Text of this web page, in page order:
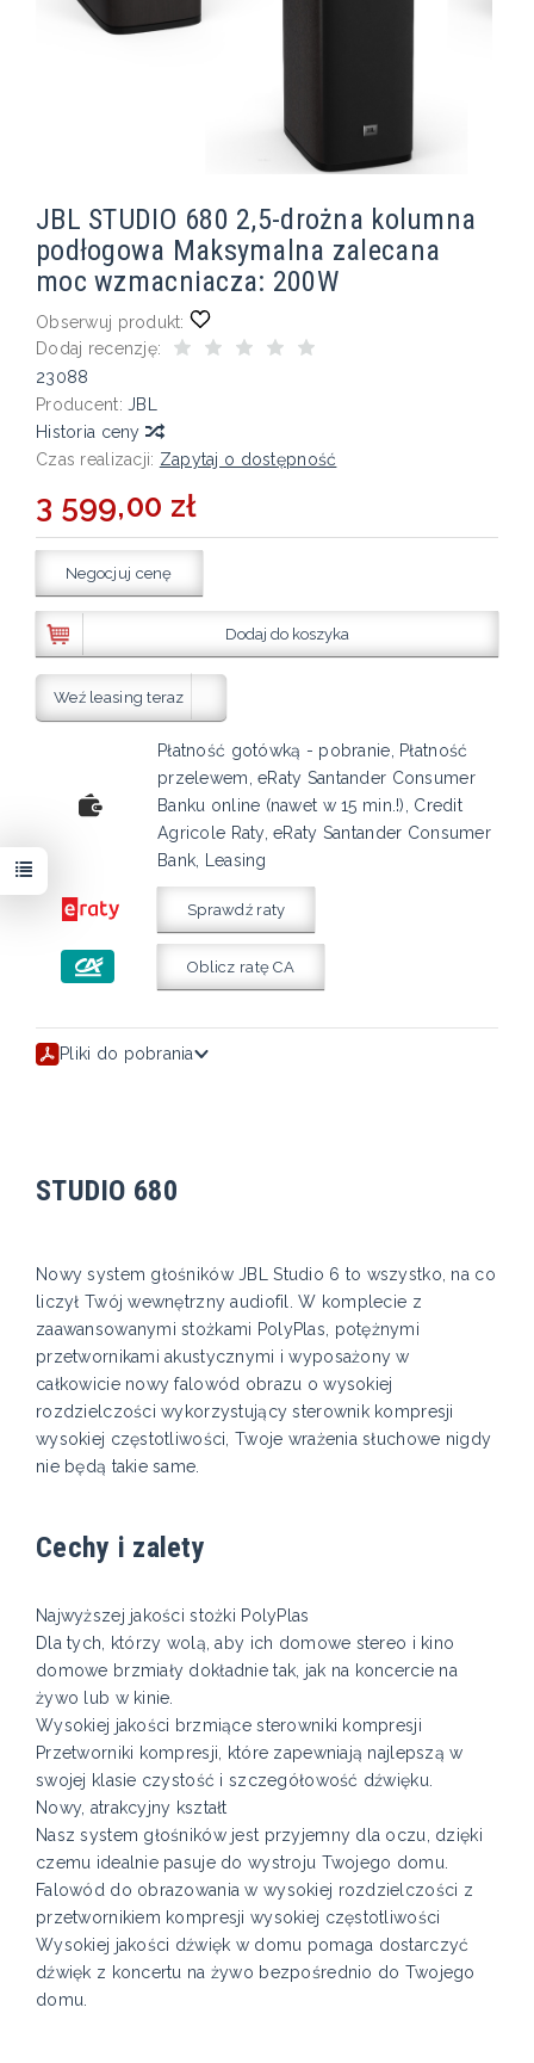
JBL STUDIO 680 2,5-drożna kolumna
podłogowa Maksymalna zalecana
moc wzmacniacza: 200W
Obserwuj produkt:
Dodaj recenzję:
23088
Producent: JBL
Historia ceny
Czas realizacji: Zapytaj o dostępność
3 599,00 zł
Negocjuj cenę
Dodaj do koszyka
Weź leasing teraz
Płatność gotówką - pobranie, Płatność
przelewem, eRaty Santander Consumer
Banku online (nawet w 15 min.!), Credit
Agricole Raty, eRaty Santander Consumer
Bank, Leasing
Sprawdź raty
Oblicz ratę CA
Pliki do pobrania
STUDIO 680
Nowy system głośników JBL Studio 6 to wszystko, na co
liczył Twój wewnętrzny audiofil. W komplecie z
zaawansowanymi stożkami PolyPlas, potężnymi
przetwornikami akustycznymi i wyposażony w
całkowicie nowy falowód obrazu o wysokiej
rozdzielczości wykorzystujący sterownik kompresji
wysokiej częstotliwości, Twoje wrażenia słuchowe nigdy
nie będą takie same.
Cechy i zalety
Najwyższej jakości stożki PolyPlas
Dla tych, którzy wolą, aby ich domowe stereo i kino
domowe brzmiały dokładnie tak, jak na koncercie na
żywo lub w kinie.
Wysokiej jakości brzmiące sterowniki kompresji
Przetworniki kompresji, które zapewniają najlepszą w
swojej klasie czystość i szczegółowość dźwięku.
Nowy, atrakcyjny kształt
Nasz system głośników jest przyjemny dla oczu, dzięki
czemu idealnie pasuje do wystroju Twojego domu.
Falowód do obrazowania w wysokiej rozdzielczości z
przetwornikiem kompresji wysokiej częstotliwości
Wysokiej jakości dźwięk w domu pomaga dostarczyć
dźwięk z koncertu na żywo bezpośrednio do Twojego
domu.